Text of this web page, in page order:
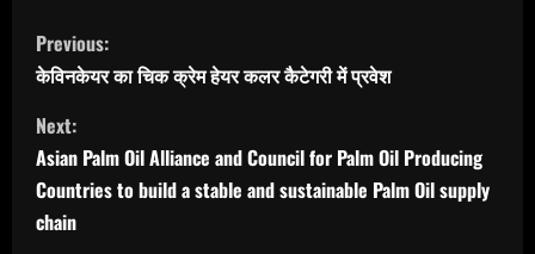
C
o
n
t
i
n
Previous:
केविनकेयर का चिक क्रेम हेयर कलर कैटेगरी में प्रवेश
Next:
Asian Palm Oil Alliance and Council for Palm Oil Producing
Countries to build a stable and sustainable Palm Oil supply
chain